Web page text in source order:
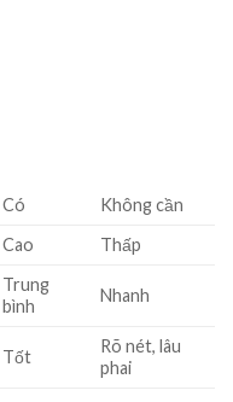
Có
Không cần
Cao Thấp
Trung
bình
Nhanh
Tốt
Rõ nét, lâu
phai